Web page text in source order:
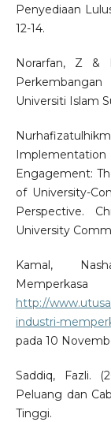
Penyediaan
12-14.
Norarfan, Z &
Universiti Islam
Engagement:
of University-
Perspective.
University
Kamal,
http://
industri-
pada 10
Saddiq, Fazli.
Peluang dan
Tinggi.